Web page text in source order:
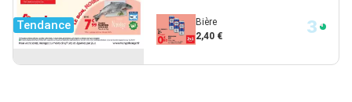
Tendance
Bière
2,40 €